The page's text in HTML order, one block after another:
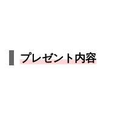
プレゼント内容